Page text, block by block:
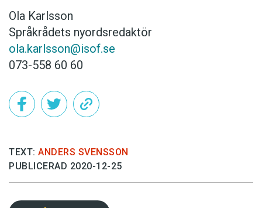
Ola Karlsson
Språkrådets nyordsredaktör
ola.karlsson@isof.se
073-558 60 60
TEXT: ANDERS SVENSSON
PUBLICERAD 2020-12-25